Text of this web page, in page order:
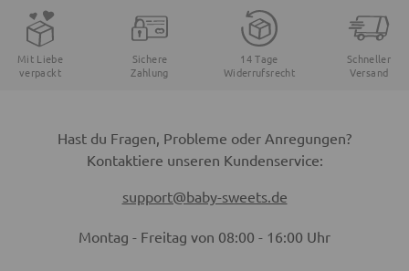
Mit Liebe
verpackt
Sichere
Zahlung
14 Tage
Widerrufsrecht
Schneller
Versand
Hast du Fragen, Probleme oder Anregungen?
Kontaktiere unseren Kundenservice:
support@baby-sweets.de
Montag - Freitag von 08:00 - 16:00 Uhr